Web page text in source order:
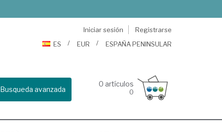
Iniciar sesión
Registrarse
ES
EUR ESPAÑA PENINSULAR
Busqueda avanzada
0 artículos
0